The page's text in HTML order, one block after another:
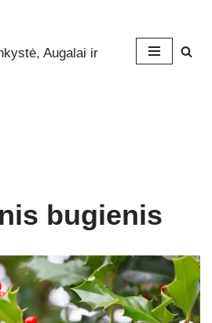
Augalai ir
bugienis